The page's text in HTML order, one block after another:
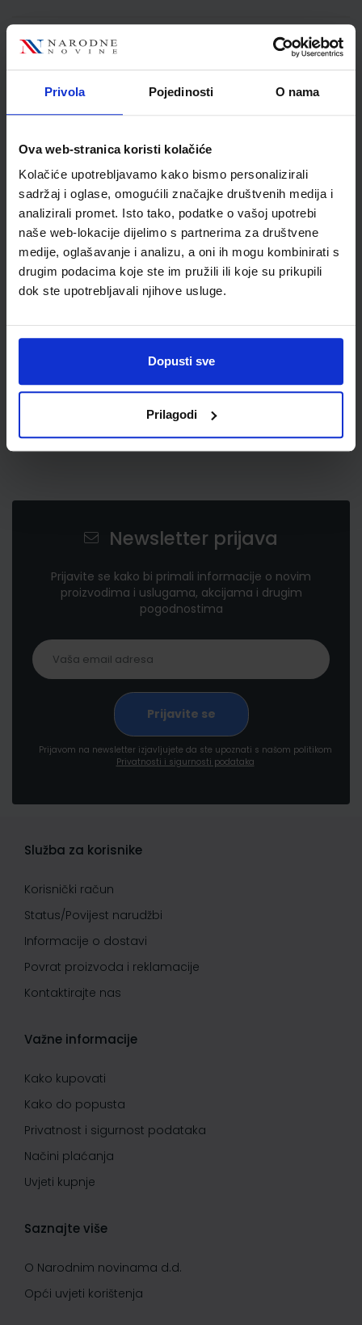
Privola Pojedinosti O nama
Ova web-stranica koristi kolačiće
Kolačiće upotrebljavamo kako bismo personalizirali
sadržaj i oglase, omogućili značajke društvenih medija i
analizirali promet. Isto tako, podatke o vašoj upotrebi
naše web-lokacije dijelimo s partnerima za društvene
medije, oglašavanje i analizu, a oni ih mogu kombinirati s
drugim podacima koje ste im pružili ili koje su prikupili
dok ste upotrebljavali njihove usluge.
Dopusti sve
Prilagodi
gr. Karbon
1,75 €
Newsletter prijava
Prijavite se kako bi primali informacije o novim
proizvodima i uslugama, akcijama i drugim
pogodnostima
Prijavom na newsletter izjavljujete da ste upoznati s našom politikom
Privatnosti i sigurnosti podataka
Služba za korisnike
Korisnički račun
Status/Povijest narudžbi
Informacije o dostavi
Povrat proizvoda i reklamacije
Kontaktirajte nas
Važne informacije
Kako kupovati
Kako do popusta
Privatnost i sigurnost podataka
Načini plaćanja
Uvjeti kupnje
Saznajte više
O Narodnim novinama d.d.
Opći uvjeti korištenja